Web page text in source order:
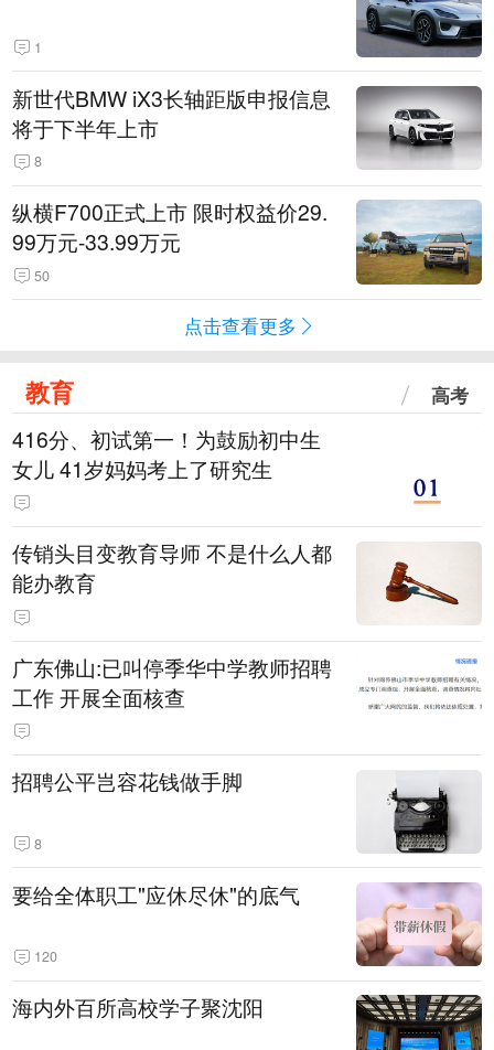
1
新世代BMW iX3长轴距版申报信息
将于下半年上市
8
纵横F700正式上市 限时权益价29.
99万元-33.99万元
50
点击查看更多
教育 高考
416分、初试第一！为鼓励初中生
女儿 41岁妈妈考上了研究生
传销头目变教育导师 不是什么人都
能办教育
广东佛山:已叫停季华中学教师招聘
工作 开展全面核查
招聘公平岂容花钱做手脚
8
要给全体职工"应休尽休"的底气
120
海内外百所高校学子聚沈阳